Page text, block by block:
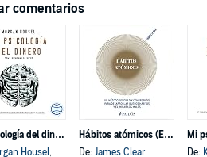
comentarios
La psicología del dinero
Housel, y otros
Hábitos atómicos (Español neutro)
De: James Clear
Mi
De: